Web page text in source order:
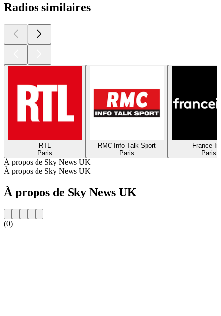
Radios similaires
RTL
Paris
RMC Info Talk Sport
Paris
France
Paris
À propos de Sky News UK
À propos de Sky News UK
À propos de Sky News UK
(0)